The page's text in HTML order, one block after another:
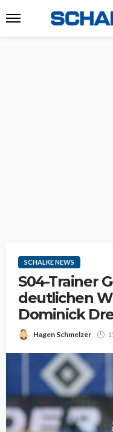
SCHALKE NEWS
S04-Trainer
deutlichen
Dominick
Hagen Schmelzer